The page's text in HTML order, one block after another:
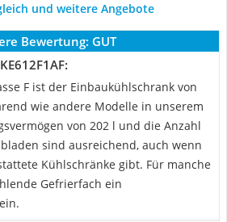
und weitere Angebote
Bewertung: GUT
F ist der Einbaukühlschrank von
wie andere Modelle in unserem
von 202 l und die Anzahl
sind ausreichend, auch wenn
Kühlschränke gibt. Für manche
Gefrierfach ein